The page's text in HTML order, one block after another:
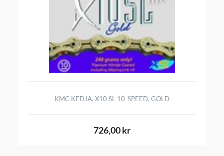
KMC KEDJA, X10 SL 10-SPEED, GOLD
726,00 kr